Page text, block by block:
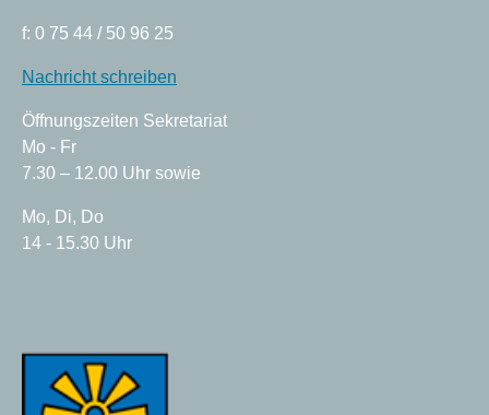
f: 0 75 44 / 50 96 25
Nachricht schreiben
Öffnungszeiten Sekretariat
Mo - Fr
7.30 – 12.00 Uhr sowie
Mo, Di, Do
14 - 15.30 Uhr